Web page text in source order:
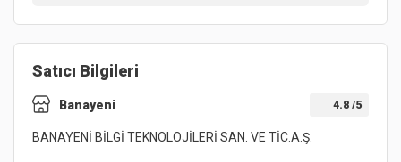
Satıcı Bilgileri
Banayeni 4.8 /5
BANAYENİ BİLGİ TEKNOLOJİLERİ SAN. VE TİC.A.Ş.